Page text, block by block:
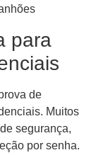
para
de
Muitos
segurança,
por senha.